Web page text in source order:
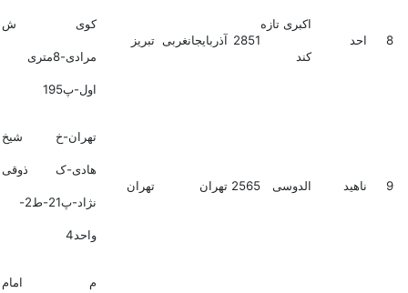
8 احد
اکبری تازه
کند
2851 آذربایجانغربی تبریز
کوی ش
مرادی-8متری
اول-پ195
9 ناهید الدوسی 2565 تهران تهران
تهران-خ شیخ
هادی-ک ذوقی
نژاد-پ21-ط2-
واحد4
م امام